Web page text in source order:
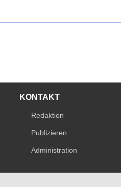
KONTAKT
Redaktion
Publizieren
Administration